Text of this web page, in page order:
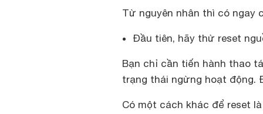
Từ nguyên nhân thì có ngay
Đầu tiên, hãy thử reset
Bạn chỉ cần tiến hành thao
trạng thái ngừng hoạt động.
Có một cách khác để reset